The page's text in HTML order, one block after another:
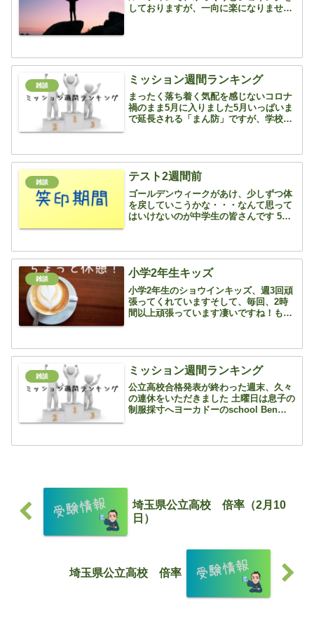
しておりますが、一向に楽になりませ
雑談 ミッション週間ランキング
まったく落ち着く気配を感じないコロナ
禍のまま5月に入りました5月いっぱいま
で延長される「まん防」ですが、学校生
上が経ちました日々、できることをやっ
ていくしかないのかもしれま...
雑談 テスト2週間前
ゴールデンウィークがあけ、少しずつ体
を戻していこうかな・・・なんて思って
はいけないのが中学生の皆さんです 5月
なし」となっています・・・全国的にみ
ると、1学期の中間テ...
雑談 小学2年生キッズ
小学2年生のショウインキッズ、週3回頑
張ってくれていますそして、毎回、2時
間以上頑張っています凄いですね！もう
たい＆コインを貯めたいらしいですこう
やって、システムを上手...
雑談 ミッション週間ランキング
公立高校合格発表が終わった週末、久々
の連休をいただきました 土曜日は息子の
制服採寸へヨーカドーのschool Ben
ました 午後一に受付をすまし、採寸がで
埼玉県公立高校 倍率（2月10
日）
埼玉県公立高校 倍率